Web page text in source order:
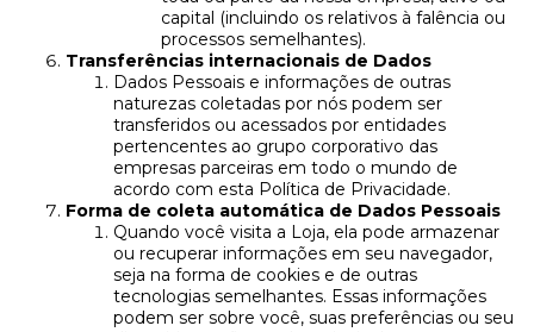
capital (incluindo os relativos à falência ou
processos semelhantes).
Transferências internacionais de Dados
Dados Pessoais e informações de outras
naturezas coletadas por nós podem ser
transferidos ou acessados por entidades
pertencentes ao grupo corporativo das
empresas parceiras em todo o mundo de
acordo com esta Política de Privacidade.
Forma de coleta automática de Dados Pessoais
Quando você visita a Loja, ela pode armazenar
ou recuperar informações em seu navegador,
seja na forma de cookies e de outras
tecnologias semelhantes. Essas informações
podem ser sobre você, suas preferências ou seu